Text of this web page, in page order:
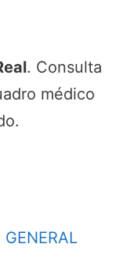
. Consulta
médico